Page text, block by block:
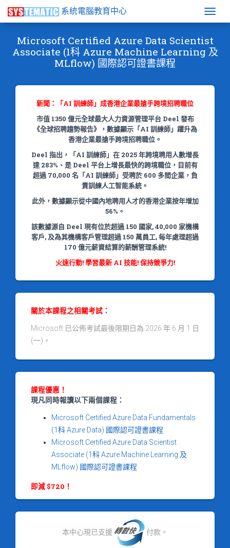
系統電腦教育中心
Microsoft Certified Azure Data Scientist
Associate (1科 Azure Machine Learning 及
MLflow) 國際認可證書課程
新聞：「AI 訓練師」成香港企業最搶手跨境招聘職位
市值 1350 億元全球最大人力資源管理平台 Deel 發布
《全球招聘趨勢報告》，數據顯示「AI 訓練師」躍升為
香港企業最搶手跨境招聘職位。
Deel 指出，「AI 訓練師」在 2025 年跨境聘用人數增長
達 283%、是 Deel 平台上增長最快的跨境職位，目前有
超過 70,000 名「AI 訓練師」受聘於 600 多間企業，負
責訓練人工智能系統。
此外，數據顯示從中國內地聘用人才的香港企業按年增加
56%。
該數據源自 Deel 現有位於超過 150 國家, 40,000 家機構
客戶, 及為其機構客戶管理超過 150 萬員工, 每年處理超過
170 億元薪資結算的薪酬管理系統!
火速行動! 學習最新 AI 技能! 保持競爭力!
關於本課程之相關考試：
Microsoft 已公佈考試最後限期日為 2026 年 6 月 1 日
(一)。
課程優惠！
現凡同時報讀以下兩個課程：
Microsoft Certified Azure Data Fundamentals
(1科 Azure Data) 國際認可證書課程
Microsoft Certified Azure Data Scientist
Associate (1科 Azure Machine Learning 及
MLflow) 國際認可證書課程
即減 $720！
本中心現已支援 付款。